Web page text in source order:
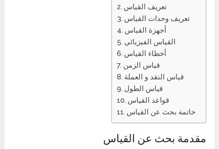
تعريف القياس
تعريف وحدات القياس
أجهزة القياس
القياس الفيزيائي
أخطاء القياس
قياس الزمن
قياس النقد و العملة
قياس الطول
قواعد القياس
خاتمة بحث عن القياس
مقدمة بحث عن القياس